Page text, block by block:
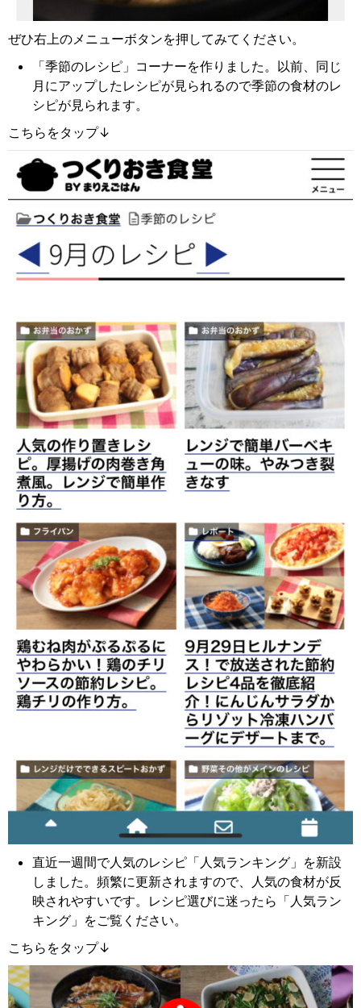
ぜひ右上のメニューボタンを押してみてください。
「季節のレシピ」コーナーを作りました。以前、同じ
月にアップしたレシピが見られるので季節の食材のレ
シピが見られます。
こちらをタップ↓
直近一週間で人気のレシピ「人気ランキング」を新設
しました。頻繁に更新されますので、人気の食材が反
映されやすいです。レシピ選びに迷ったら「人気ラン
キング」をご覧ください。
こちらをタップ↓